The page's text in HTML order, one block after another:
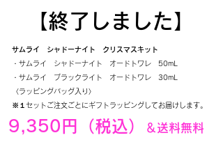
【終了しました】
サムライ シャドーナイト クリスマスキット
・サムライ シャドーナイト オードトワレ 50mL​
・サムライ ブラックライト オードトワレ 30mL
〈ラッピングバッグ入り〉​
※１セットご注文ごとにギフトラッピングしてお届けします。
9,350円（税込） ＆送料無料